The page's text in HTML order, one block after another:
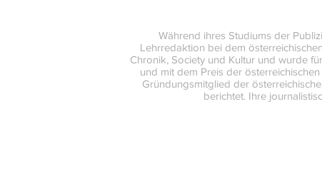
Während ihres Studiums der
Lehrredaktion bei dem
Chronik, Society und Kultur und wurde
und mit dem Preis der
Gründungsmitglied der
berichtet. Ihre